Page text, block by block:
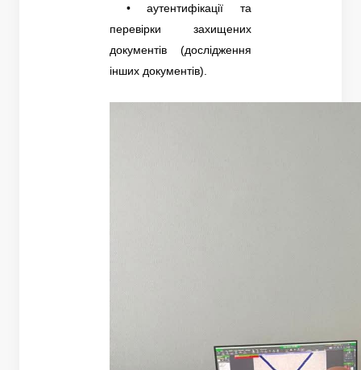
• аутентифікації та
перевірки захищених
документів (дослідження
інших документів).